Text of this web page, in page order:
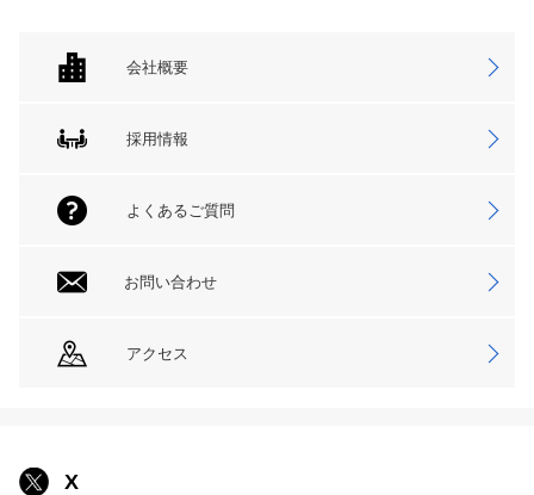
会社概要
採用情報
よくあるご質問
お問い合わせ
アクセス
X